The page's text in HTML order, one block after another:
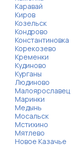
Каравай
Киров
Козельск
Кондрово
Константиновка
Корекозево
Кременки
Кудиново
Курганы
Людиново
Малоярославец
Маринки
Медынь
Мосальск
Мстихино
Мятлево
Новое Казачье